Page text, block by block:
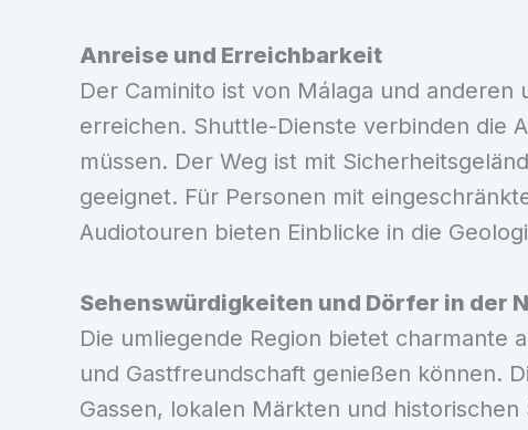
Anreise und Erreichbarkeit
Der Caminito ist von Málaga und
erreichen. Shuttle-Dienste verbinden die
müssen. Der Weg ist mit
geeignet. Für Personen mit
Audiotouren bieten Einblicke in die
Sehenswürdigkeiten und Dörfer in der
Die umliegende Region bietet charmante
und Gastfreundschaft genießen können.
Gassen, lokalen Märkten und